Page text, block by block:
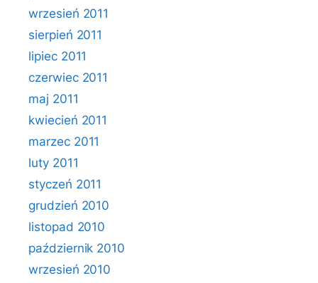
wrzesień 2011
sierpień 2011
lipiec 2011
czerwiec 2011
maj 2011
kwiecień 2011
marzec 2011
luty 2011
styczeń 2011
grudzień 2010
listopad 2010
październik 2010
wrzesień 2010